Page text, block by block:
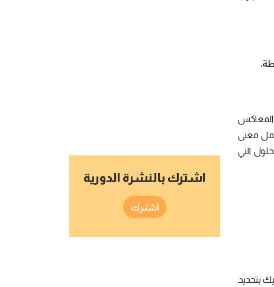
المعاكس
معنى
التي
بتحديد
اشترك بالنشرة الدورية
اشترك